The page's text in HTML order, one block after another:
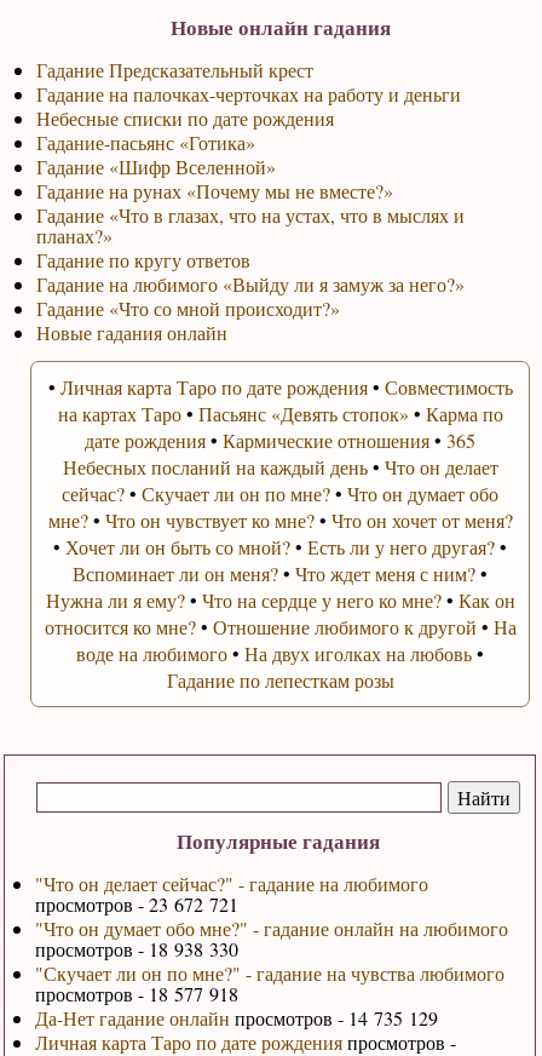
Популярные гадания
"Что он делает сейчас?" - гадание на любимого
просмотров - 23 672 721
"Что он думает обо мне?" - гадание онлайн на любимого
просмотров - 18 938 330
"Скучает ли он по мне?" - гадание на чувства любимого
просмотров - 18 577 918
Да-Нет гадание онлайн просмотров - 14 735 129
Личная карта Таро по дате рожденияпросмотров -
Новые онлайн гадания
Гадание Предсказательный крест
Гадание на палочках-черточках на работу и деньги
Небесные списки по дате рождения
Гадание-пасьянс «Готика»
Гадание «Шифр Вселенной»
Гадание на рунах «Почему мы не вместе?»
Гадание «Что в глазах, что на устах, что в мыслях и
планах?»
Гадание по кругу ответов
Гадание на любимого «Выйду ли я замуж за него?»
Гадание «Что со мной происходит?»
Новые гадания онлайн
• Личная карта Таро по дате рождения• Совместимость
на картах Таро• Пасьянс «Девять стопок» • Карма по
дате рождения•Кармические отношения•365
Небесных посланий на каждый день• Что он делает
сейчас?•Скучает ли он по мне?•Что он думает обо
мне?• Что он чувствует ко мне?• Что он хочет от меня?
• Хочет ли он быть со мной?•Есть ли у него другая?•
Вспоминает ли он меня?•Что ждет меня с ним?•
Нужна ли я ему?• Что на сердце у него ко мне?• Как он
относится ко мне?• Отношение любимого к другой • На
воде на любимого•На двух иголках на любовь•
Гадание по лепесткам розы